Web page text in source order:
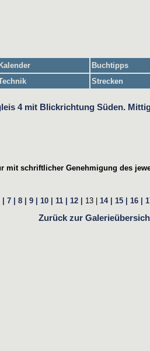
Kalender Buchtipps
Strecken
schriftlicher Genehmigung des
7 | 8 | 9 | 10 | 11 | 12 | 13 | 14 | 15 | 16 |
Zurück zur